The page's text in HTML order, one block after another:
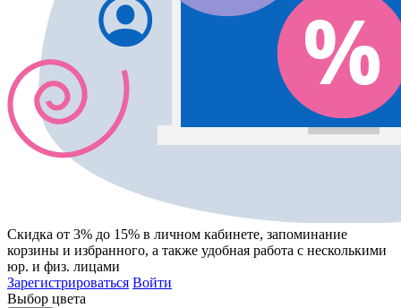
Скидка от 3% до 15% в личном кабинете, запоминание
корзины и избранного, а также удобная работа с несколькими
юр. и физ. лицами
Зарегистрироваться Войти
Выбор цвета